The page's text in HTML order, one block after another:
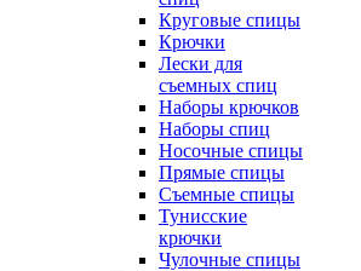
Круговые спицы
Крючки
Лески для
съемных спиц
Наборы крючков
Наборы спиц
Носочные спицы
Прямые спицы
Съемные спицы
Тунисские
крючки
Чулочные спицы